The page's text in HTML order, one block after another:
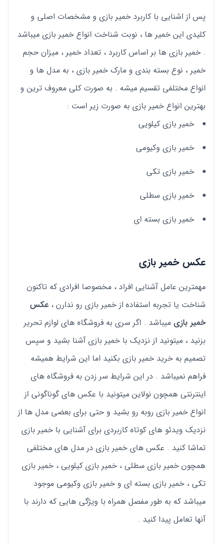
پس از اشنایی با کاربرد خمیر بازی و مشخصات اصلی و
کلیدی این خمیر ها ، نوبت شناخت انواع خمیر بازی میباشد
. خمیر بازی ها بر اساس کاربرد ، تعداد خمیر ، میزان حجم
خمیر ، نوع بسته بندی و مارک خمیر بازی ، به مدل ها و
انواع مختلفی تقسیم میشه . به صورت کلی معروف ترین و
بهترین انواع خمیر بازی به صورت زیر است :
خمیر بازی کیلویی
خمیر بازی وکیومی
خمیر بازی تکی
خمیر بازی سطلی
خمیر بازی بسته ای
عکس خمیر بازی
مهمترین عامل آشنایی افراد ، مخصوصا افرادی که تاکنون
شناخت یا تجربه استفاده از خمیر بازی رو ندارن ، عکس
خمیر بازی میباشد . اگر سری به فروشگاه های لوازم تحریر
بزنید ، میتونید از نزدیک با خمیر بازی آشنا بشید و سپس
تصمیم به خرید خمیر بازی بکنید اما این شرایط همیشه
فراهم نمیباشد . در این شرایط سر زدن به فروشگاه های
اینترنتی همچون نولاین میتونید با عکس های گوناگونی از
انواع خمیر بازی روبه رو بشید و حتی برای بعضی مدل ها از
نزدیک ویدئو های کوتاه کاربردی برای آشنایی با خمیر بازی
تماشا کنید . عکس های خمیر بازی در مدل های مختلفی
همچون خمیر بازی سطلی ، خمیر بازی کیلویی ، خمیر بازی
تکی ، خمیر بازی بسته ای و خمیر بازی وکیومی موجود
میباشد که به طور مفصل همراه با ویژگی هایی که دارند با
آنها تعامل پیدا کنید .